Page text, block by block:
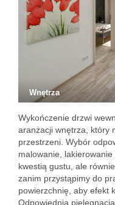
Wnętrza
Wykończenie drzwi
aranżacji wnętrza, który
przestrzeni. Wybór
malowanie,
kwestią gustu, ale
zanim przystąpimy do
powierzchnię, aby efekt
Odpowiednia